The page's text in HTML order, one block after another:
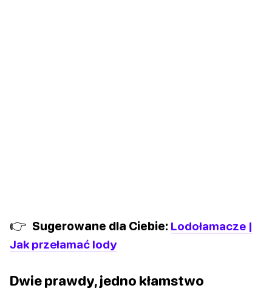
👉 Sugerowane dla Ciebie: Lodołamacze |
Jak przełamać lody
Dwie prawdy, jedno kłamstwo